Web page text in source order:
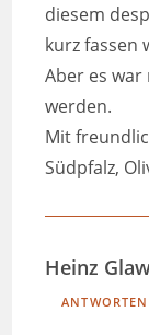
diesem
kurz fassen
Aber es
werden.
Mit
Südpfalz,
Heinz
ANTWORTEN